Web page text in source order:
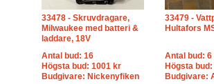
33478 - Skruvdragare,
Milwaukee med batteri &
laddare, 18V
Antal bud: 16
Högsta bud: 1001 kr
Budgivare: Nickenyfiken
33479 -
Hultafors
Antal bud: 6
Högsta
Budgivare: